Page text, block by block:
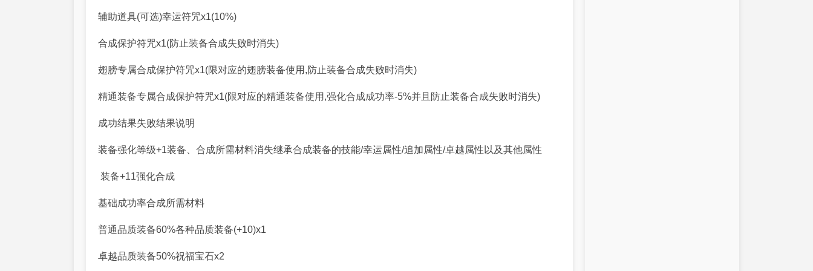
辅助道具(可选)幸运符咒x1(10%)
合成保护符咒x1(防止装备合成失败时消失)
翅膀专属合成保护符咒x1(限对应的翅膀装备使用,防止装备合成失败时消失)
精通装备专属合成保护符咒x1(限对应的精通装备使用,强化合成成功率-5%并且防止装备合成失败时消失)
成功结果失败结果说明
装备强化等级+1装备、合成所需材料消失继承合成装备的技能/幸运属性/追加属性/卓越属性以及其他属性
装备+11强化合成
基础成功率合成所需材料
普通品质装备60%各种品质装备(+10)x1
卓越品质装备50%祝福宝石x2